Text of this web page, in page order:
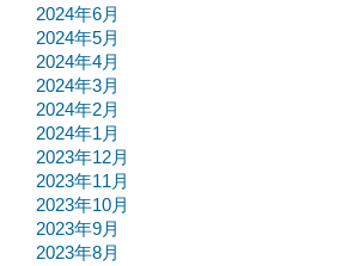
2024年6月
2024年5月
2024年4月
2024年3月
2024年2月
2024年1月
2023年12月
2023年11月
2023年10月
2023年9月
2023年8月